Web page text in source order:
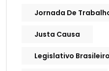
Jornada De
Justa Causa
Legislativo Brasileiro